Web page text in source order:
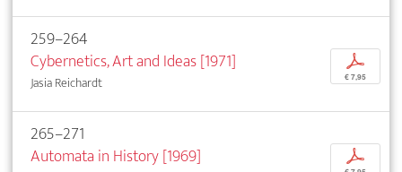
259–264
Cybernetics, Art and Ideas [1971]
Jasia Reichardt
p
€ 7,95
265–271
Automata in History [1969]
p